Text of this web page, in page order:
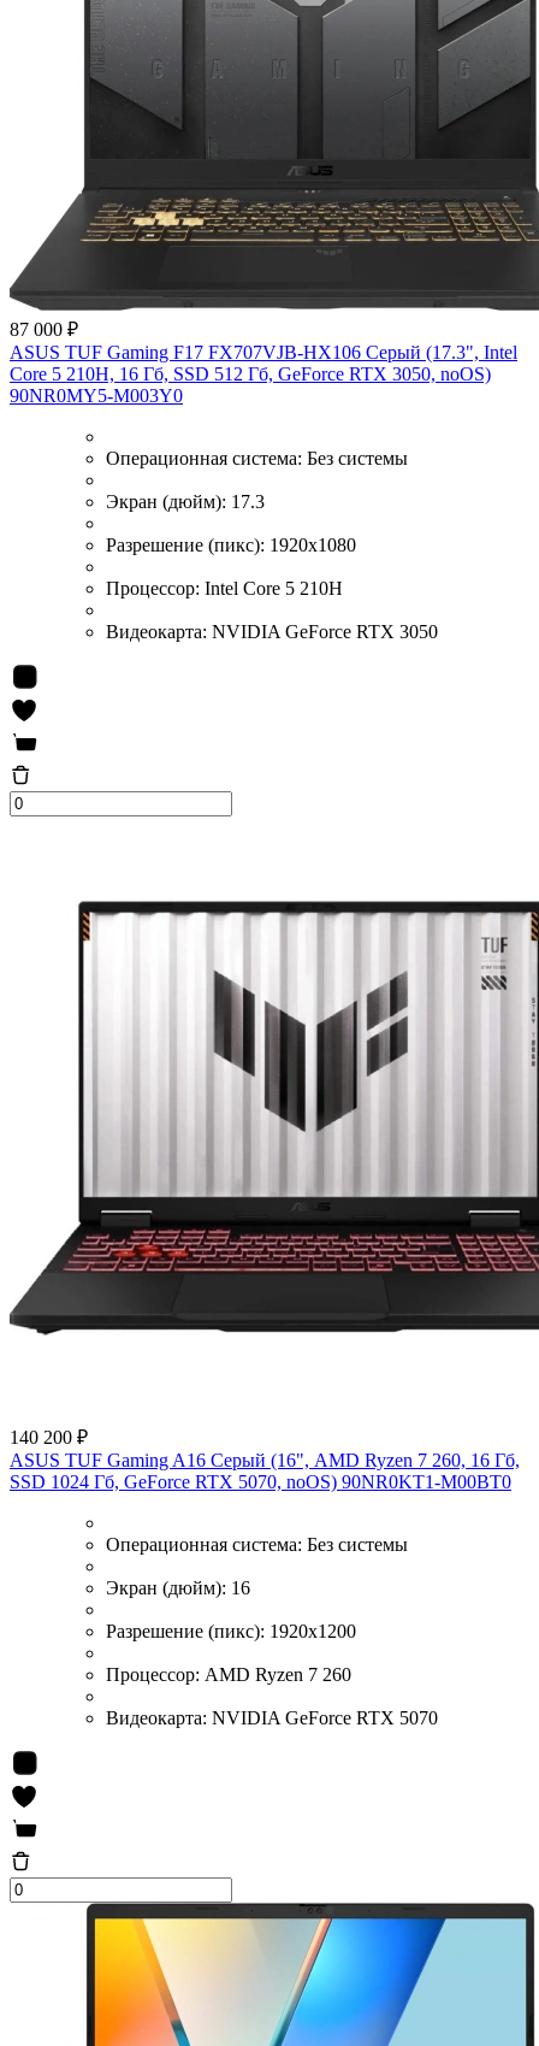
87 000 ₽
ASUS TUF Gaming F17 FX707VJB-HX106 Серый (17.3", Intel
Core 5 210H, 16 Гб, SSD 512 Гб, GeForce RTX 3050, noOS)
90NR0MY5-M003Y0
Операционная система: Без системы
Экран (дюйм): 17.3
Разрешение (пикс): 1920x1080
Процессор: Intel Core 5 210H
Видеокарта: NVIDIA GeForce RTX 3050
140 200 ₽
ASUS TUF Gaming A16 Серый (16", AMD Ryzen 7 260, 16 Гб,
SSD 1024 Гб, GeForce RTX 5070, noOS) 90NR0KT1-M00BT0
Операционная система: Без системы
Экран (дюйм): 16
Разрешение (пикс): 1920x1200
Процессор: AMD Ryzen 7 260
Видеокарта: NVIDIA GeForce RTX 5070